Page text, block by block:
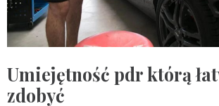
Umiejętność pdr którą
zdobyć